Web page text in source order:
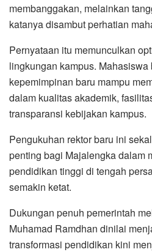
membanggakan, melainkan
katanya disambut perhatian
Pernyataan itu memunculkan
lingkungan kampus. Mahasiswa
kepemimpinan baru mampu
dalam kualitas akademik,
transparansi kebijakan kampus.
Pengukuhan rektor baru ini
penting bagi Majalengka dalam
pendidikan tinggi di tengah
semakin ketat.
Dukungan penuh pemerintah
Muhamad Ramdhan dinilai
transformasi pendidikan kini